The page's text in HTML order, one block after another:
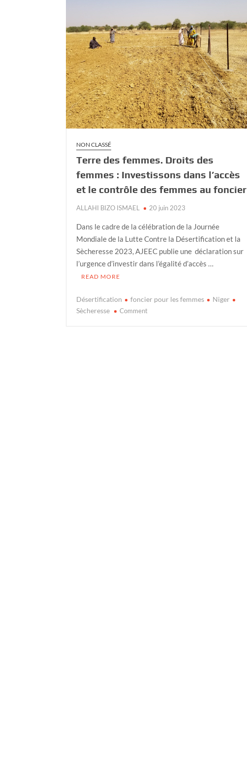
NON CLASSÉ
Terre des femmes. Droits des
femmes : Investissons dans l’accès
et le contrôle des femmes au foncier
ALLAHI BIZO ISMAEL 20 juin 2023
Dans le cadre de la célébration de la Journée
Mondiale de la Lutte Contre la Désertification et la
Sècheresse 2023, AJEEC publie une déclaration sur
l’urgence d’investir dans l’égalité d’accès …
READ MORE
Désertification foncier pour les femmes
Niger
Sècheresse
Commenton